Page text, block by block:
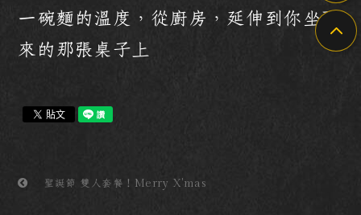
一碗麵的溫度，從廚房，延伸到你坐下
來的那張桌子上
聖誕節 雙人套餐！Merry X'mas